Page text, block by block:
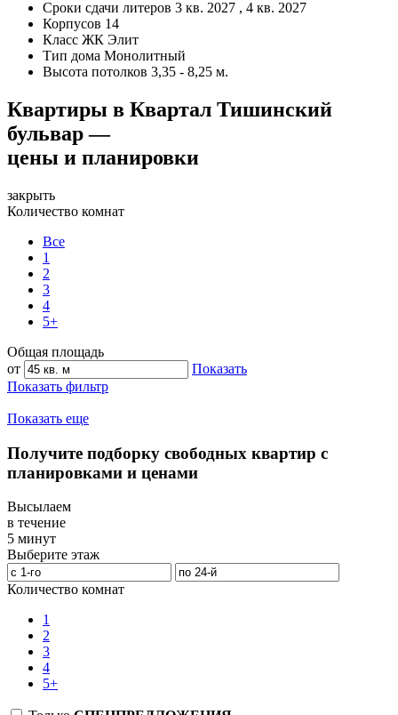
Сроки сдачи литеров 3 кв. 2027 , 4 кв. 2027
Корпусов 14
Класс ЖК Элит
Тип дома Монолитный
Высота потолков 3,35 - 8,25 м.
Квартиры в Квартал Тишинский
бульвар —
цены и планировки
закрыть
Количество комнат
Все
1
2
3
4
5+
Общая площадь
от
Показать
Показать фильтр
Показать еще
Получите подборку свободных квартир с
планировками и ценами
Высылаем
в течение
5 минут
Выберите этаж
Количество комнат
1
2
3
4
5+